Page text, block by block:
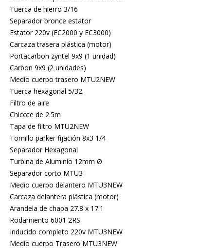
Tuerca de hierro 3/16
Separador bronce estator
Estator 220v (EC2000 y EC3000)
Carcaza trasera plástica (motor)
Portacarbon zyntel 9x9 (1 unidad)
Carbon 9x9 (2 unidades)
Medio cuerpo trasero MTU2NEW
Tuerca hexagonal 5/32
Filtro de aire
Chicote de 2.5m
Tapa de filtro MTU2NEW
Tornillo parker fijación 8x3 1/4
Separador Hexagonal
Turbina de Aluminio 12mm Ø
Separador corto MTU3
Medio cuerpo delantero MTU3NEW
Carcaza delantera plástica (motor)
Arandela de chapa 27.8 x 17.1
Rodamiento 6001 2RS
Inducido completo 220v MTU3NEW
Medio cuerpo Trasero MTU3NEW